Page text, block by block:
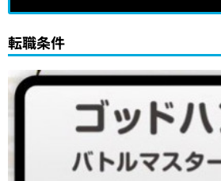
転職条件